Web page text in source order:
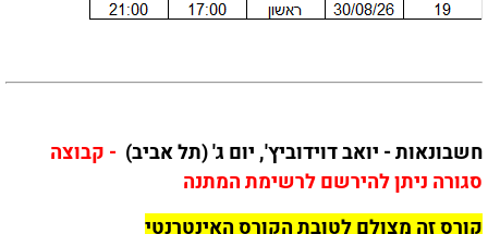
חשבונאות - יואב דוידוביץ', יום ג' (תל אביב) - קבוצה
סגורה ניתן להירשם לרשימת המתנה